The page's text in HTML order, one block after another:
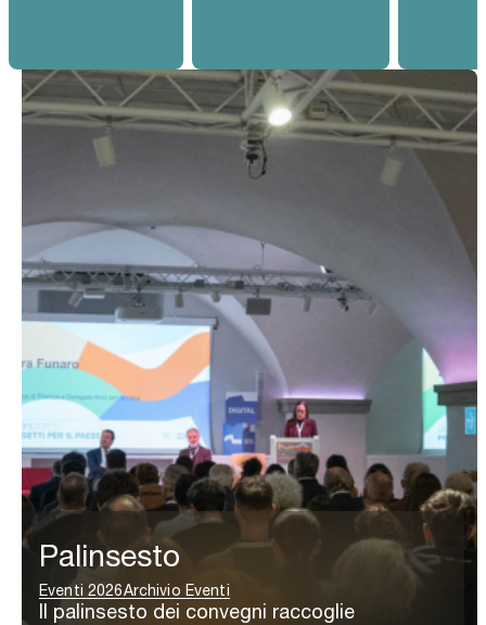
Palinsesto
Eventi 2026Archivio Eventi
Il palinsesto dei convegni raccoglie